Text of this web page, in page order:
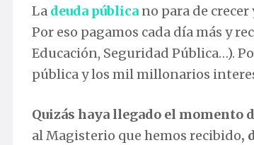
La deuda pública no para de
Por eso pagamos cada día más y
Educación, Seguridad Pública…).
pública y los mil millonarios
Quizás haya llegado el
al Magisterio que hemos recibido,